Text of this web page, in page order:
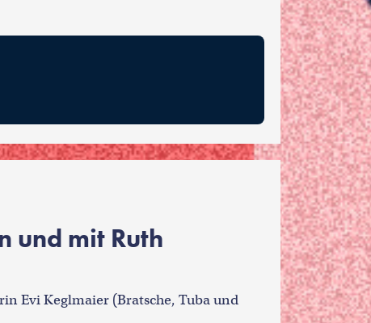
und mit Ruth
Evi Keglmaier (Bratsche, Tuba und